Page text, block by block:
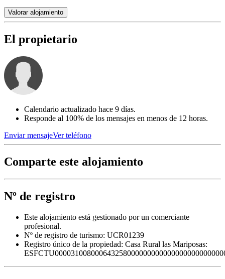
Valorar alojamiento
El propietario
Calendario actualizado hace 9 días.
Responde al 100% de los mensajes en menos de 12 horas.
Enviar mensajeVer teléfono
Comparte este alojamiento
Nº de registro
Este alojamiento está gestionado por un comerciante
profesional.
Nº de registro de turismo: UCR01239
Registro único de la propiedad: Casa Rural las Mariposas: